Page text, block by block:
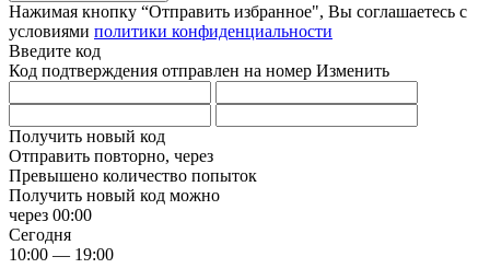
Нажимая кнопку “Отправить избранное", Вы соглашаетесь c
условиями политики конфиденциальности
Введите код
Код подтверждения отправлен на номер Изменить
Получить новый код
Отправить повторно, через
Превышено количество попыток
Получить новый код можно
через 00:00
Сегодня
10:00 — 19:00